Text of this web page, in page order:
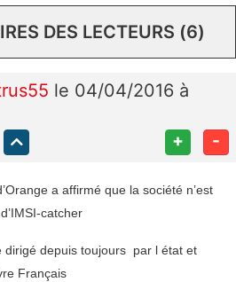
DES LECTEURS (6)
le 04/04/2016 à
+ -
a affirmé que la société n’est
catcher
dirigé depuis toujours par l état et
Français